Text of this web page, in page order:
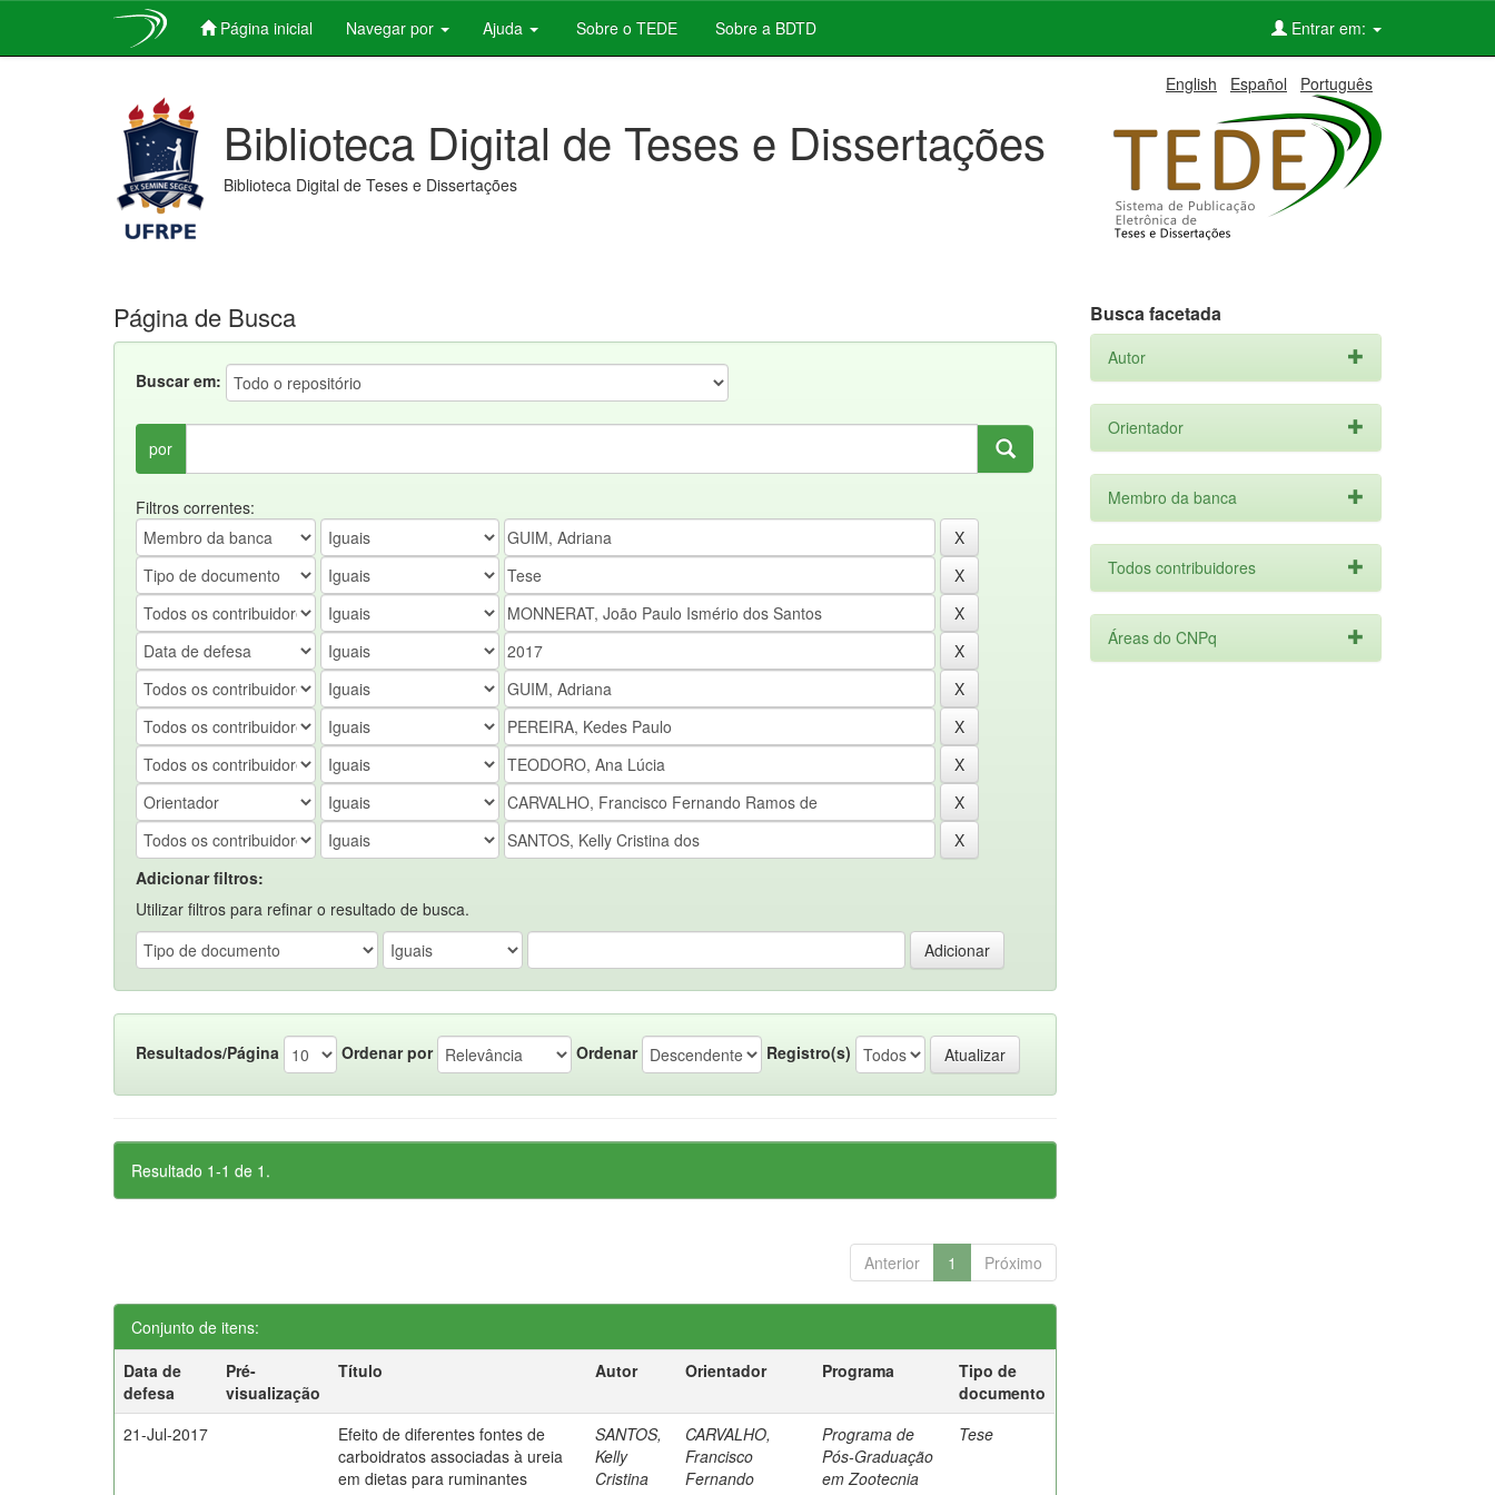
Página inicial Navegar por Ajuda Sobre o TEDE Sobre a BDTD Entrar em:
English Español Português
Biblioteca Digital de Teses e Dissertações
Biblioteca Digital de Teses e Dissertações
Página de Busca
Buscar em:
por
Filtros correntes:
Adicionar filtros:
Utilizar filtros para refinar o resultado de busca.
Resultados/Página Ordenar por Ordenar Registro(s)
Resultado 1-1 de 1.
Anterior 1 Próximo
Conjunto de itens:
Data de
defesa
Pré-
visualização
Título Autor Orientador Programa
Tipo de
documento
21-Jul-2017
Efeito de diferentes fontes de
carboidratos associadas à ureia
em dietas para ruminantes
SANTOS,
Kelly
Cristina
CARVALHO,
Francisco
Fernando
Programa de
Pós-Graduação
em Zootecnia
Tese
Busca facetada
Autor
Orientador
Membro da banca
Todos contribuidores
Áreas do CNPq